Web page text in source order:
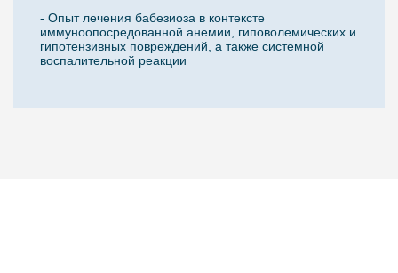
- Опыт лечения бабезиоза в контексте
иммуноопосредованной анемии, гиповолемических и
гипотензивных повреждений, а также системной
воспалительной реакции